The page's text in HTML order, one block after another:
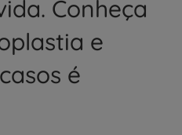
Conheça
e
é